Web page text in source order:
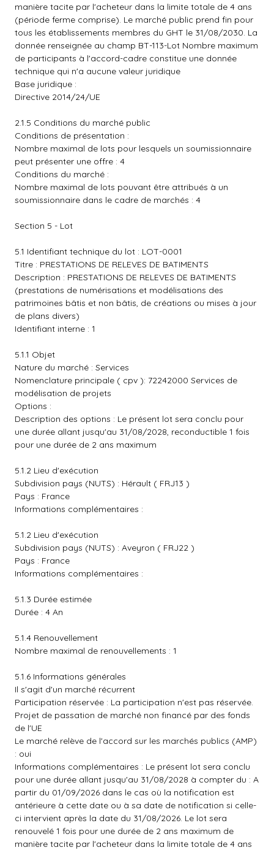
manière tacite par l'acheteur dans la limite totale de 4 ans
(période ferme comprise). Le marché public prend fin pour
tous les établissements membres du GHT le 31/08/2030. La
donnée renseignée au champ BT-113-Lot Nombre maximum
de participants à l'accord-cadre constitue une donnée
technique qui n'a aucune valeur juridique
Base juridique :
Directive 2014/24/UE
2.1.5 Conditions du marché public
Conditions de présentation :
Nombre maximal de lots pour lesquels un soumissionnaire
peut présenter une offre : 4
Conditions du marché :
Nombre maximal de lots pouvant être attribués à un
soumissionnaire dans le cadre de marchés : 4
Section 5 - Lot
5.1 Identifiant technique du lot : LOT-0001
Titre : PRESTATIONS DE RELEVES DE BATIMENTS
Description : PRESTATIONS DE RELEVES DE BATIMENTS
(prestations de numérisations et modélisations des
patrimoines bâtis et non bâtis, de créations ou mises à jour
de plans divers)
Identifiant interne : 1
5.1.1 Objet
Nature du marché : Services
Nomenclature principale ( cpv ): 72242000 Services de
modélisation de projets
Options :
Description des options : Le présent lot sera conclu pour
une durée allant jusqu'au 31/08/2028, reconductible 1 fois
pour une durée de 2 ans maximum
5.1.2 Lieu d'exécution
Subdivision pays (NUTS) : Hérault ( FRJ13 )
Pays : France
Informations complémentaires :
5.1.2 Lieu d'exécution
Subdivision pays (NUTS) : Aveyron ( FRJ22 )
Pays : France
Informations complémentaires :
5.1.3 Durée estimée
Durée : 4 An
5.1.4 Renouvellement
Nombre maximal de renouvellements : 1
5.1.6 Informations générales
Il s'agit d'un marché récurrent
Participation réservée : La participation n'est pas réservée.
Projet de passation de marché non financé par des fonds
de l'UE
Le marché relève de l'accord sur les marchés publics (AMP)
: oui
Informations complémentaires : Le présent lot sera conclu
pour une durée allant jusqu'au 31/08/2028 à compter du : A
partir du 01/09/2026 dans le cas où la notification est
antérieure à cette date ou à sa date de notification si celle-
ci intervient après la date du 31/08/2026. Le lot sera
renouvelé 1 fois pour une durée de 2 ans maximum de
manière tacite par l'acheteur dans la limite totale de 4 ans